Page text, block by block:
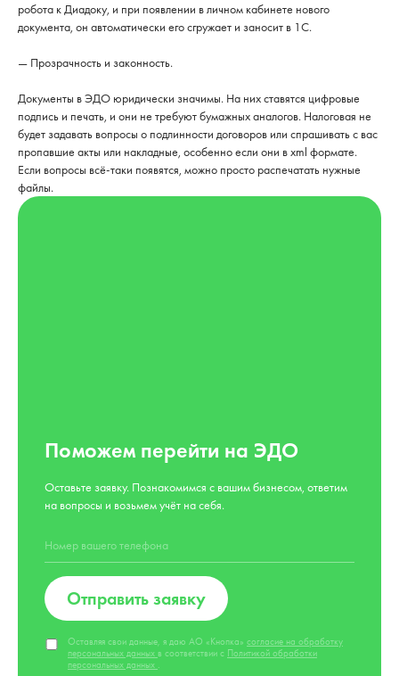
робота к Диадоку, и при появлении в личном кабинете нового
документа, он автоматически его сгружает и заносит в 1С.
— Прозрачность и законность.
Документы в ЭДО юридически значимы. На них ставятся цифровые
подпись и печать, и они не требуют бумажных аналогов. Налоговая не
будет задавать вопросы о подлинности договоров или спрашивать с вас
пропавшие акты или накладные, особенно если они в xml формате.
Если вопросы всё-таки появятся, можно просто распечатать нужные
файлы.
Поможем перейти на ЭДО
Оставьте заявку. Познакомимся с вашим бизнесом, ответим
на вопросы и возьмем учёт на себя.
Отправить заявку
Оставляя свои данные, я даю АО «Кнопка» согласие на обработку
персональных данных в соответствии с Политикой обработки
персональных данных .